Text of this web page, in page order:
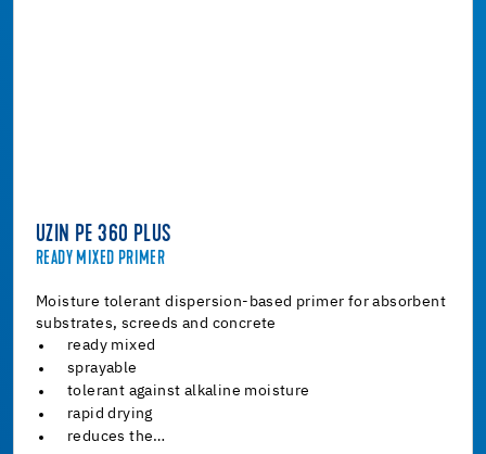
UZIN PE 360 PLUS
READY MIXED PRIMER
Moisture tolerant dispersion-based primer for absorbent
substrates, screeds and concrete
ready mixed
sprayable
tolerant against alkaline moisture
rapid drying
reduces the…